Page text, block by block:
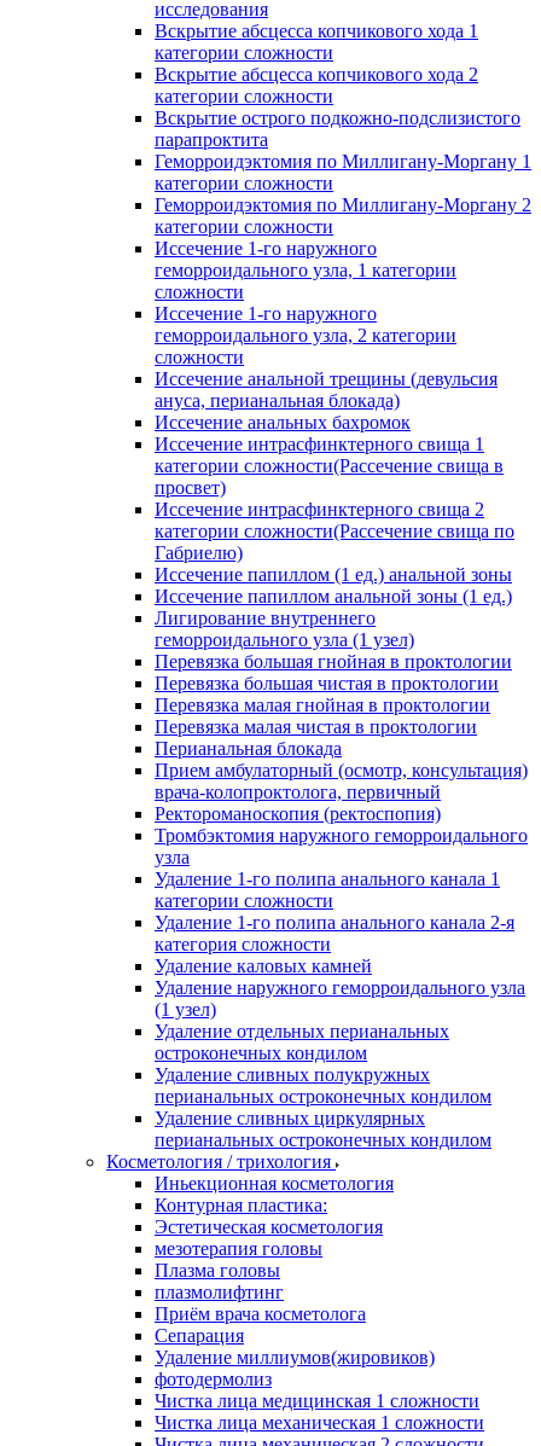
исследования
Вскрытие абсцесса копчикового хода 1
категории сложности
Вскрытие абсцесса копчикового хода 2
категории сложности
Вскрытие острого подкожно-подслизистого
парапроктита
Геморроидэктомия по Миллигану-Моргану 1
категории сложности
Геморроидэктомия по Миллигану-Моргану 2
категории сложности
Иссечение 1-го наружного
геморроидального узла, 1 категории
сложности
Иссечение 1-го наружного
геморроидального узла, 2 категории
сложности
Иссечение анальной трещины (девульсия
ануса, перианальная блокада)
Иссечение анальных бахромок
Иссечение интрасфинктерного свища 1
категории сложности(Рассечение свища в
просвет)
Иссечение интрасфинктерного свища 2
категории сложности(Рассечение свища по
Габриелю)
Иссечение папиллом (1 ед.) анальной зоны
Иссечение папиллом анальной зоны (1 ед.)
Лигирование внутреннего
геморроидального узла (1 узел)
Перевязка большая гнойная в проктологии
Перевязка большая чистая в проктологии
Перевязка малая гнойная в проктологии
Перевязка малая чистая в проктологии
Перианальная блокада
Прием амбулаторный (осмотр, консультация)
врача-колопроктолога, первичный
Ректороманоскопия (ректоспопия)
Тромбэктомия наружного геморроидального
узла
Удаление 1-го полипа анального канала 1
категории сложности
Удаление 1-го полипа анального канала 2-я
категория сложности
Удаление каловых камней
Удаление наружного геморроидального узла
(1 узел)
Удаление отдельных перианальных
остроконечных кондилом
Удаление сливных полукружных
перианальных остроконечных кондилом
Удаление сливных циркулярных
перианальных остроконечных кондилом
Косметология / трихология
Иньекционная косметология
Контурная пластика:
Эстетическая косметология
мезотерапия головы
Плазма головы
плазмолифтинг
Приём врача косметолога
Сепарация
Удаление миллиумов(жировиков)
фотодермолиз
Чистка лица медицинская 1 сложности
Чистка лица механическая 1 сложности